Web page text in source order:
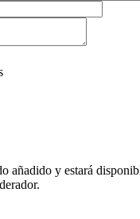
añadido y estará